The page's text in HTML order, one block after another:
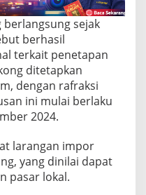
berlangsung sejak
berhasil
terkait penetapan
ditetapkan
dengan rafraksi
ini mulai berlaku
2024.
larangan impor
yang dinilai dapat
pasar lokal.